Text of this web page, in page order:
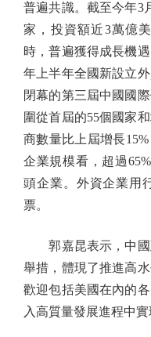
普遍共識。截至今年3
家，投資額近3萬億
時，普遍獲得成長機
年上半年全國新設立
閉幕的第三屆中國國
圍從首屆的55個國家
商數量比上屆增長
企業規模看，超過
頭企業。外資企業用
票。
郭嘉昆表示，中國
舉措，體現了推進高
歡迎包括美國在內的
入高質量發展進程中